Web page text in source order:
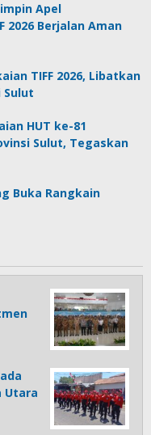
Apel
2026 Berjalan Aman
TIFF 2026, Libatkan
Sulut
HUT ke-81
Sulut, Tegaskan
Buka Rangkain
Utara